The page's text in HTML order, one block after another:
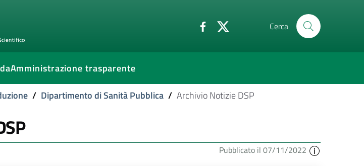
Cerca
Amministrazione trasparente
/ Dipartimento di Sanità Pubblica / Archivio Notizie DSP
Pubblicato il 07/11/2022